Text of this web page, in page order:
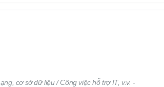
cơ sở dữ liệu / Công việc hỗ trợ IT, v.v. -